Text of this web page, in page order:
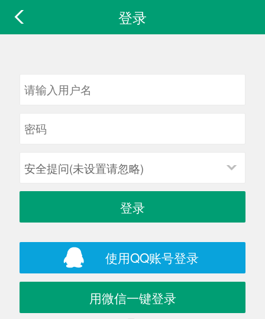
登录
安全提问(未设置请忽略)
登录
使用QQ账号登录
用微信一键登录